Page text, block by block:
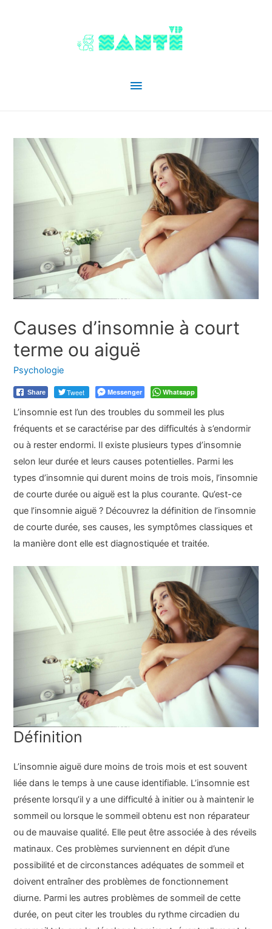
Menu
Causes d’insomnie à court
terme ou aiguë
Psychologie
Share Tweet Messenger Whatsapp
L’insomnie est l’un des troubles du sommeil les plus
fréquents et se caractérise par des difficultés à s’endormir
ou à rester endormi. Il existe plusieurs types d’insomnie
selon leur durée et leurs causes potentielles. Parmi les
types d’insomnie qui durent moins de trois mois, l’insomnie
de courte durée ou aiguë est la plus courante. Qu’est-ce
que l’insomnie aiguë ? Découvrez la définition de l’insomnie
de courte durée, ses causes, les symptômes classiques et
la manière dont elle est diagnostiquée et traitée.
Définition
L’insomnie aiguë dure moins de trois mois et est souvent
liée dans le temps à une cause identifiable. L’insomnie est
présente lorsqu’il y a une difficulté à initier ou à maintenir le
sommeil ou lorsque le sommeil obtenu est non réparateur
ou de mauvaise qualité. Elle peut être associée à des réveils
matinaux. Ces problèmes surviennent en dépit d’une
possibilité et de circonstances adéquates de sommeil et
doivent entraîner des problèmes de fonctionnement
diurne. Parmi les autres problèmes de sommeil de cette
durée, on peut citer les troubles du rythme circadien du